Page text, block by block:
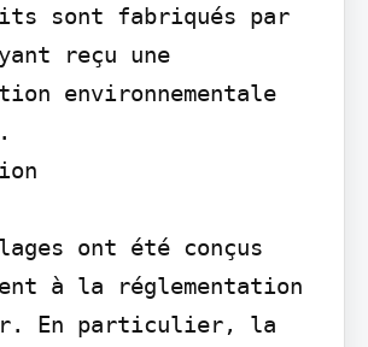
sont fabriqués par
reçu une
environnementale
ont été conçus
à la réglementation
En particulier, la